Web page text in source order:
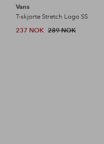
Vans
T-skjorte Stretch Logo SS
237 NOK 289 NOK